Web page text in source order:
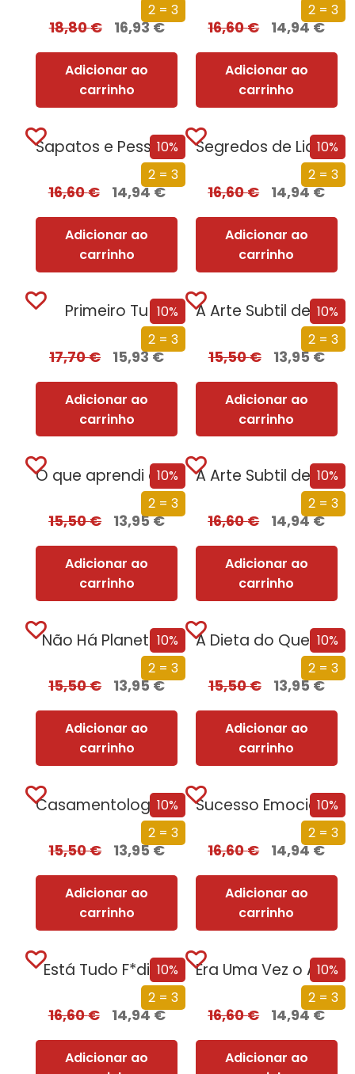
2 = 3
18,80€ 16,93€
Adicionar ao
carrinho
2 = 3
16,60€ 14,94€
Adicionar ao
carrinho
10%
2 = 3
Sapatos e Pessoas se não te servem, não são o teu número
16,60€ 14,94€
Adicionar ao
carrinho
10%
2 = 3
Segredos de Liderança
16,60€ 14,94€
Adicionar ao
carrinho
10%
2 = 3
Primeiro Tu
17,70€ 15,93€
Adicionar ao
carrinho
10%
2 = 3
A Arte Subtil de Saber Dizer Que Se F*da – O Diário
15,50€ 13,95€
Adicionar ao
carrinho
10%
2 = 3
O que aprendi em Auschwitz: 12 lições para mudar a sua vida
15,50€ 13,95€
Adicionar ao
carrinho
10%
2 = 3
A Arte Subtil de Saber Seduzir
16,60€ 14,94€
Adicionar ao
carrinho
10%
2 = 3
Não Há Planeta B
15,50€ 13,95€
Adicionar ao
carrinho
10%
2 = 3
A Dieta do Que Se F*da
15,50€ 13,95€
Adicionar ao
carrinho
10%
2 = 3
Casamentologia – A Ciência e a Arte de Permanecer Juntos
15,50€ 13,95€
Adicionar ao
carrinho
10%
2 = 3
Sucesso Emocional
16,60€ 14,94€
Adicionar ao
carrinho
10%
2 = 3
Está Tudo F*dido
16,60€ 14,94€
Adicionar ao
10%
2 = 3
Era Uma Vez o Amor
16,60€ 14,94€
Adicionar ao